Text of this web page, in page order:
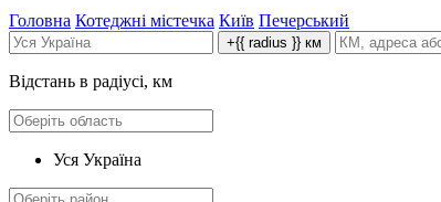
Головна Котеджні містечка Київ Печерський
+{{ radius }} км
Відстань в радіусі, км
Уся Україна